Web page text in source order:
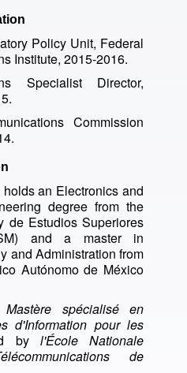
Policy Unit, Federal
Institute, 2015-2016.
Specialist Director,
Commission
an Electronics and
degree from the
de Estudios Superiores
and a master in
and Administration from
Autónomo de México
Mastère spécialisé en
d'Information pour les
by l'École Nationale
de